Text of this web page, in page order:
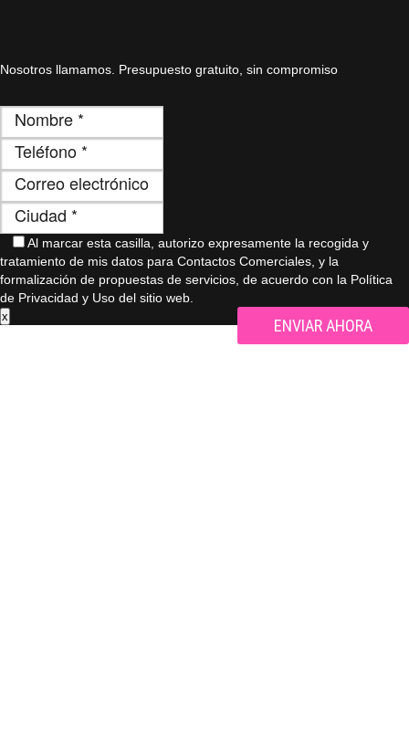
Nosotros llamamos. Presupuesto gratuito, sin compromiso
Al marcar esta casilla, autorizo ​​expresamente la recogida y
tratamiento de mis datos para Contactos Comerciales, y la
formalización de propuestas de servicios, de acuerdo con la Política
de Privacidad y Uso del sitio web.
x